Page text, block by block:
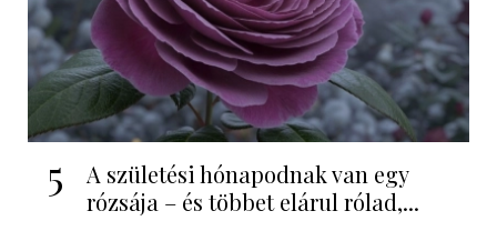
5
A születési hónapodnak van egy
rózsája – és többet elárul rólad,...